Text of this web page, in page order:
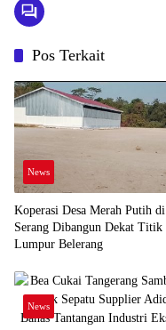
Pos Terkait
News
Koperasi Desa Merah Putih di
Serang Dibangun Dekat Titik
Lumpur Belerang
News